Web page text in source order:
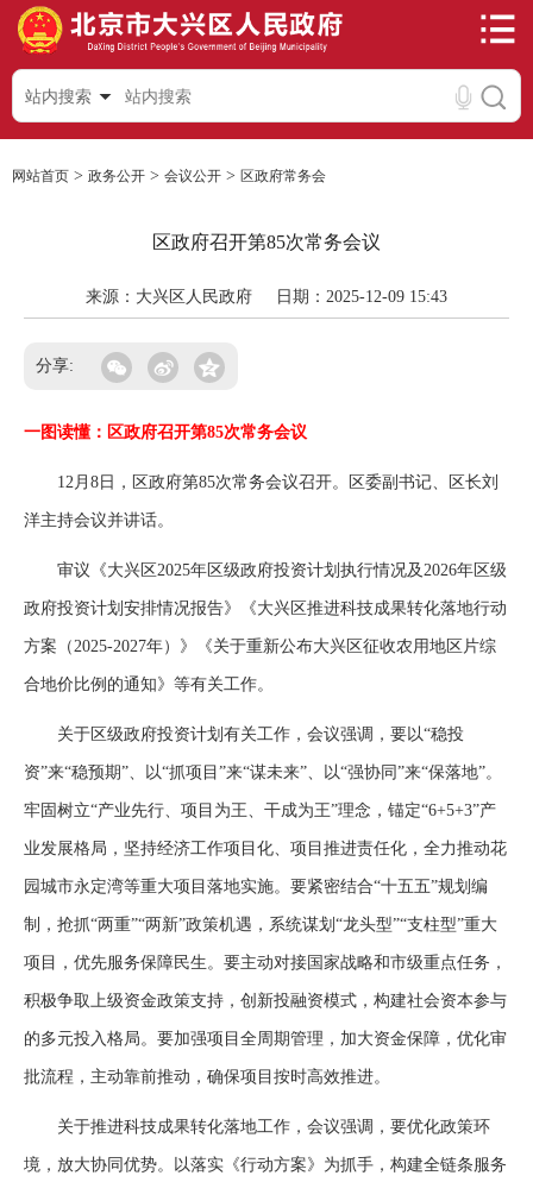
站内搜索
网站首页 > 政务公开 > 会议公开 > 区政府常务会
区政府召开第85次常务会议
来源：大兴区人民政府 日期：2025-12-09 15:43
分享:
一图读懂：区政府召开第85次常务会议
12月8日，区政府第85次常务会议召开。区委副书记、区长刘
洋主持会议并讲话。
审议《大兴区2025年区级政府投资计划执行情况及2026年区级
政府投资计划安排情况报告》《大兴区推进科技成果转化落地行动
方案（2025-2027年）》《关于重新公布大兴区征收农用地区片综
合地价比例的通知》等有关工作。
关于区级政府投资计划有关工作，会议强调，要以“稳投
资”来“稳预期”、以“抓项目”来“谋未来”、以“强协同”来“保落地”。
牢固树立“产业先行、项目为王、干成为王”理念，锚定“6+5+3”产
业发展格局，坚持经济工作项目化、项目推进责任化，全力推动花
园城市永定湾等重大项目落地实施。要紧密结合“十五五”规划编
制，抢抓“两重”“两新”政策机遇，系统谋划“龙头型”“支柱型”重大
项目，优先服务保障民生。要主动对接国家战略和市级重点任务，
积极争取上级资金政策支持，创新投融资模式，构建社会资本参与
的多元投入格局。要加强项目全周期管理，加大资金保障，优化审
批流程，主动靠前推动，确保项目按时高效推进。
关于推进科技成果转化落地工作，会议强调，要优化政策环
境，放大协同优势。以落实《行动方案》为抓手，构建全链条服务